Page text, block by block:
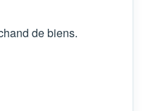
de biens.